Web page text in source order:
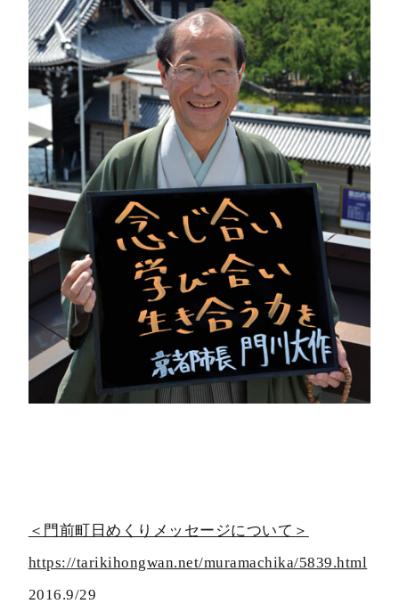
＜門前町日めくりメッセージについて＞
https://tarikihongwan.net/muramachika/5839.html
2016.9/29